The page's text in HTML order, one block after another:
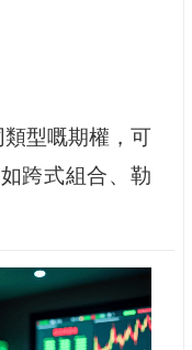
型嘅期權，可
跨式組合、勒